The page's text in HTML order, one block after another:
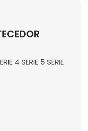
4 SERIE 5 SERIE